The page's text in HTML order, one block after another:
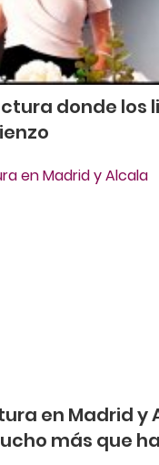
donde los
en Madrid y
más que